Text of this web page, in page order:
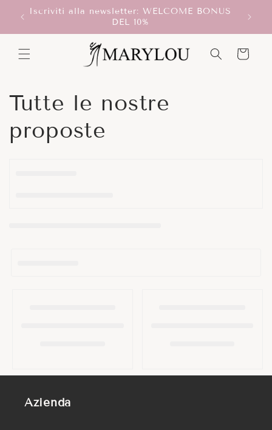
direttamente
Iscriviti alla newsletter: WELCOME BONUS
DEL 10%
Carrello
C
o
:
Tutte le nostre
proposte
Azienda